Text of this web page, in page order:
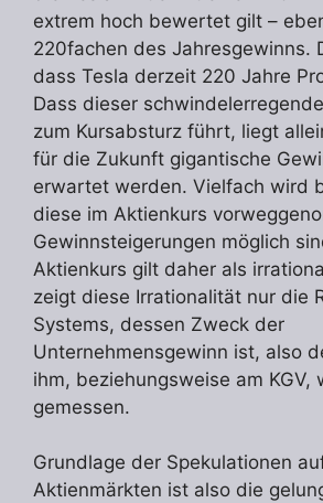
extrem hoch bewertet gilt –
220fachen des Jahresgewinns.
dass Tesla derzeit 220 Jahre
Dass dieser
zum Kursabsturz führt, liegt
für die Zukunft gigantische
erwartet werden. Vielfach wird
diese im Aktienkurs
Gewinnsteigerungen möglich
Aktienkurs gilt daher als
zeigt diese Irrationalität nur die
Systems, dessen Zweck der
Unternehmensgewinn ist, also
ihm, beziehungsweise am KGV,
gemessen.
Grundlage der Spekulationen
Aktienmärkten ist also die